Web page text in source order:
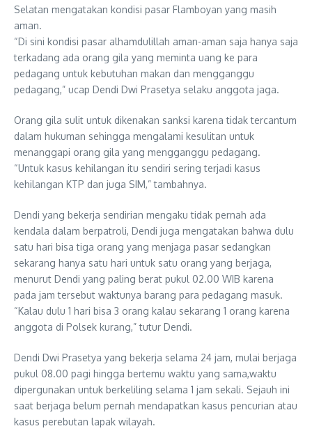
Selatan mengatakan kondisi pasar Flamboyan yang masih
aman.
“Di sini kondisi pasar alhamdulillah aman-aman saja hanya saja
terkadang ada orang gila yang meminta uang ke para
pedagang untuk kebutuhan makan dan mengganggu
pedagang,” ucap Dendi Dwi Prasetya selaku anggota jaga.
Orang gila sulit untuk dikenakan sanksi karena tidak tercantum
dalam hukuman sehingga mengalami kesulitan untuk
menanggapi orang gila yang mengganggu pedagang.
“Untuk kasus kehilangan itu sendiri sering terjadi kasus
kehilangan KTP dan juga SIM,” tambahnya.
Dendi yang bekerja sendirian mengaku tidak pernah ada
kendala dalam berpatroli, Dendi juga mengatakan bahwa dulu
satu hari bisa tiga orang yang menjaga pasar sedangkan
sekarang hanya satu hari untuk satu orang yang berjaga,
menurut Dendi yang paling berat pukul 02.00 WIB karena
pada jam tersebut waktunya barang para pedagang masuk.
“Kalau dulu 1 hari bisa 3 orang kalau sekarang 1 orang karena
anggota di Polsek kurang,” tutur Dendi.
Dendi Dwi Prasetya yang bekerja selama 24 jam, mulai berjaga
pukul 08.00 pagi hingga bertemu waktu yang sama,waktu
dipergunakan untuk berkeliling selama 1 jam sekali. Sejauh ini
saat berjaga belum pernah mendapatkan kasus pencurian atau
kasus perebutan lapak wilayah.